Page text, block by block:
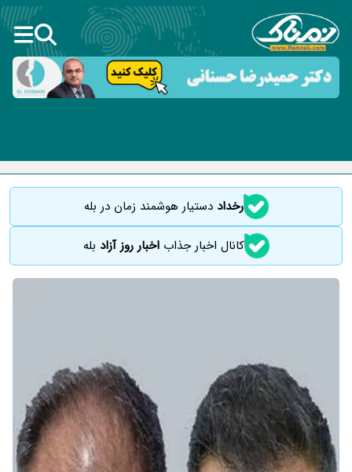
رخداددستیار هوشمند زمان در بله
کانال اخبار جذاباخبار روز آزاد بله